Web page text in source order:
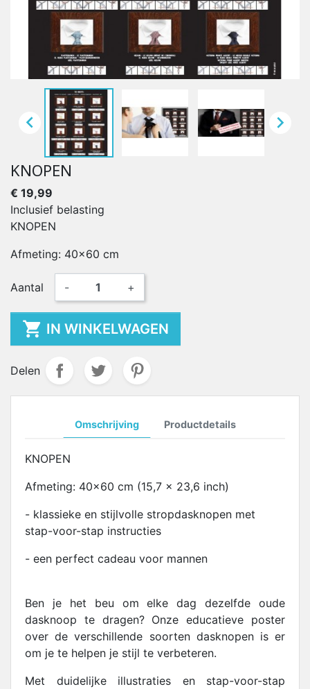
 
KNOPEN
€ 19,99
Inclusief belasting
KNOPEN
Afmeting: 40x60 cm
Aantal - +
 IN WINKELWAGEN
Delen
Omschrijving Productdetails
KNOPEN
Afmeting: 40x60 cm (15,7 x 23,6 inch)
- klassieke en stijlvolle stropdasknopen met
stap-voor-stap instructies
- een perfect cadeau voor mannen
Ben je het beu om elke dag dezelfde oude
dasknoop te dragen? Onze educatieve poster
over de verschillende soorten dasknopen is er
om je te helpen je stijl te verbeteren.
Met duidelijke illustraties en stap-voor-stap